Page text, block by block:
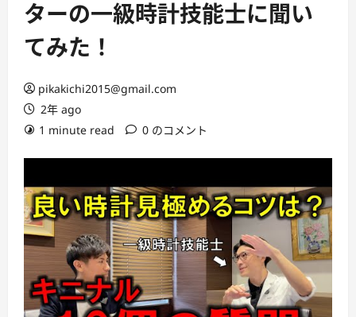
ターの一級時計技能士に聞い
てみた！
pikakichi2015@gmail.com
2年 ago
1 minute read
0 のコメント